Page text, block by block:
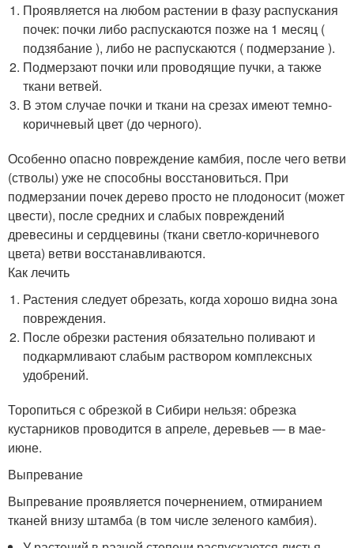
Проявляется на любом растении в фазу распускания
почек: почки либо распускаются позже на 1 месяц (
подзябание ), либо не распускаются ( подмерзание ).
Подмерзают почки или проводящие пучки, а также
ткани ветвей.
В этом случае почки и ткани на срезах имеют темно-
коричневый цвет (до черного).
Особенно опасно повреждение камбия, после чего ветви
(стволы) уже не способны восстановиться. При
подмерзании почек дерево просто не плодоносит (может
цвести), после средних и слабых повреждений
древесины и сердцевины (ткани светло-коричневого
цвета) ветви восстанавливаются.
Как лечить
Растения следует обрезать, когда хорошо видна зона
повреждения.
После обрезки растения обязательно поливают и
подкармливают слабым раствором комплексных
удобрений.
Торопиться с обрезкой в Сибири нельзя: обрезка
кустарников проводится в апреле, деревьев — в мае-
июне.
Выпревание
Выпревание проявляется почернением, отмиранием
тканей внизу штамба (в том числе зеленого камбия).